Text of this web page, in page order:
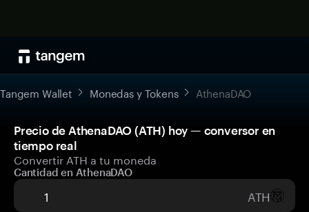
Tangem Wallet Monedas y Tokens AthenaDAO
Precio de AthenaDAO (ATH) hoy — conversor en
tiempo real
Convertir ATH a tu moneda
Cantidad en AthenaDAO
ATH